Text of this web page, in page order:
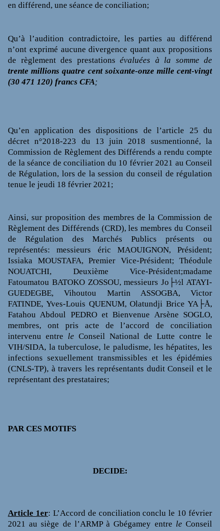
en différend, une séance de conciliation;
Qu’à l’audition contradictoire, les parties au différend
n’ont exprimé aucune divergence quant aux propositions
de règlement des prestations évaluées à la somme de
trente millions quatre cent soixante-onze mille cent-vingt
(30 471 120) francs CFA;
Qu’en application des dispositions de l’article 25 du
décret n°2018-223 du 13 juin 2018 susmentionné, la
Commission de Règlement des Différends a rendu compte
de la séance de conciliation du 10 février 2021 au Conseil
de Régulation, lors de la session du conseil de régulation
tenue le jeudi 18 février 2021;
Ainsi, sur proposition des membres de la Commission de
Règlement des Différends (CRD), les membres du Conseil
de Régulation des Marchés Publics présents ou
représentés: messieurs éric MAOUIGNON, Président;
Issiaka MOUSTAFA, Premier Vice-Président; Théodule
NOUATCHI, Deuxième Vice-Président;madame
Fatoumatou BATOKO ZOSSOU, messieurs Jo├½l ATAYI-
GUEDEGBE, Vihoutou Martin ASSOGBA, Victor
FATINDE, Yves-Louis QUENUM, Olatundji Brice YA├Å,
Fatahou Abdoul PEDRO et Bienvenue Arsène SOGLO,
membres, ont pris acte de l’accord de conciliation
intervenu entre le Conseil National de Lutte contre le
VIH/SIDA, la tuberculose, le paludisme, les hépatites, les
infections sexuellement transmissibles et les épidémies
(CNLS-TP), à travers les représentants dudit Conseil et le
représentant des prestataires;
PAR CES MOTIFS
DECIDE:
Article 1er: L’Accord de conciliation conclu le 10 février
2021 au siège de l’ARMP à Gbégamey entre leConseil